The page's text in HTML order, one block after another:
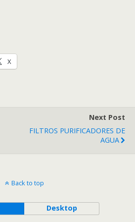
X
Next Post
FILTROS PURIFICADORES DE
AGUA
Back to top
Desktop